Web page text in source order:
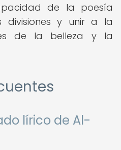
de la poesía
divisiones y unir a la
de la belleza y la
lírico de Al-